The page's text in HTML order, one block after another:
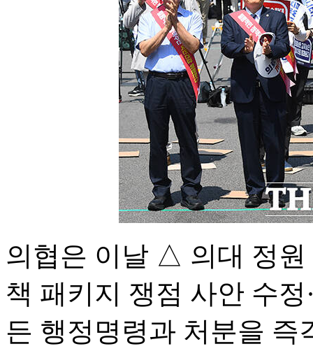
의협은 이날 △ 의대 정
책 패키지 쟁점 사안 수
든 행정명령과 처분을 즉